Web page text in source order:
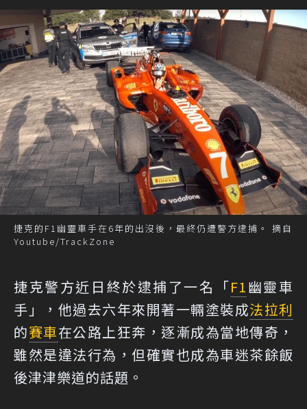
捷克的F1幽靈車手在6年的出沒後，最終仍遭警方逮捕。 摘自
Youtube/TrackZone
捷克警方近日終於逮捕了一名「F1幽靈車
手」，他過去六年來開著一輛塗裝成法拉利
的賽車在公路上狂奔，逐漸成為當地傳奇，
雖然是違法行為，但確實也成為車迷茶餘飯
後津津樂道的話題。